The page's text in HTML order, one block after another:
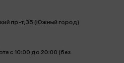
пр-т, 35 (Южный город)
с 10:00 до 20:00 (без